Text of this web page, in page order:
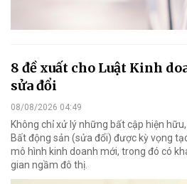
8 đề xuất cho Luật Kinh
sửa đổi
08/08/2026 04:49
Không chỉ xử lý những bất cập hiện
Bất động sản (sửa đổi) được kỳ vọng
mô hình kinh doanh mới, trong đó có
gian ngầm đô thị.